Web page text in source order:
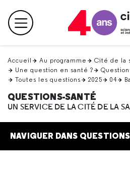
en
haut Menu principal
Accueil Au programme
Cité de la
Une question en santé ?
Toutes les questions
2025 04
QUESTIONS-SANTÉ
UN SERVICE DE LA CITÉ DE LA
NAVIGUER DANS